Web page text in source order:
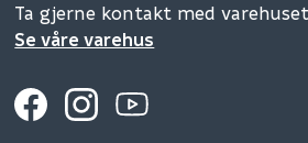
Ta gjerne kontakt med
Se våre varehus